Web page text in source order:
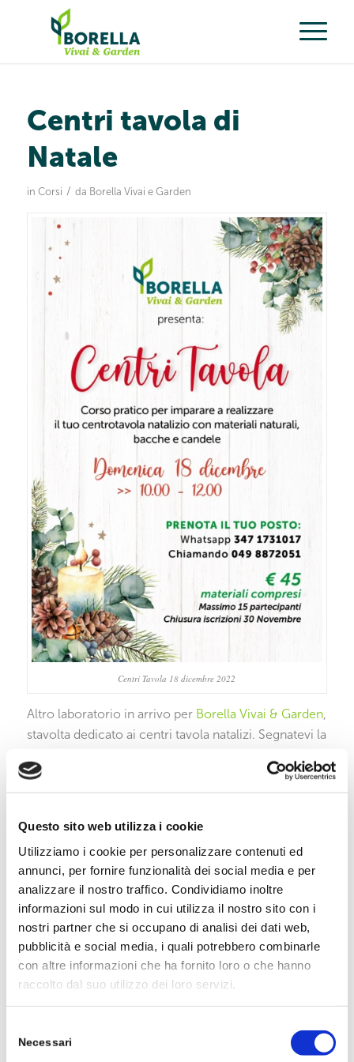
Questo sito web utilizza i cookie
Utilizziamo i cookie per personalizzare contenuti ed
annunci, per fornire funzionalità dei social media e per
analizzare il nostro traffico. Condividiamo inoltre
informazioni sul modo in cui utilizza il nostro sito con i
nostri partner che si occupano di analisi dei dati web,
pubblicità e social media, i quali potrebbero combinarle
con altre informazioni che ha fornito loro o che hanno
raccolto dal suo utilizzo dei loro servizi.
delNecessari
Centri tavola di
Natale
in Corsi / da Borella Vivai e Garden
Centri Tavola 18 dicembre 2022
Altro laboratorio in arrivo per Borella Vivai & Garden,
stavolta dedicato ai centri tavola natalizi. Segnatevi la
insegneremo a realizzare il tuo centro tavola
natalizio con materiali naturali, bacche e candele.
Per prenotare il vostro posto, scrivete via WhatsApp
al numero 3471731017o chiamando il numero
0498872081
I posti sono limitati e la prenotazione è obbligatoria.
Costo Euro 45 materiali compresi.
Chiusura iscrizioni il 30 novembre per un massimo
di 15 partecipanti.